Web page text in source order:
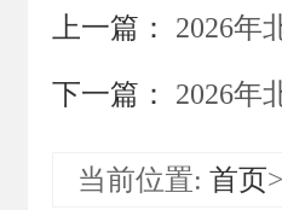
1)申请表（报
请表成绩排名
上一篇： 2026年北
下一篇： 2026年
当前位置: 首页>